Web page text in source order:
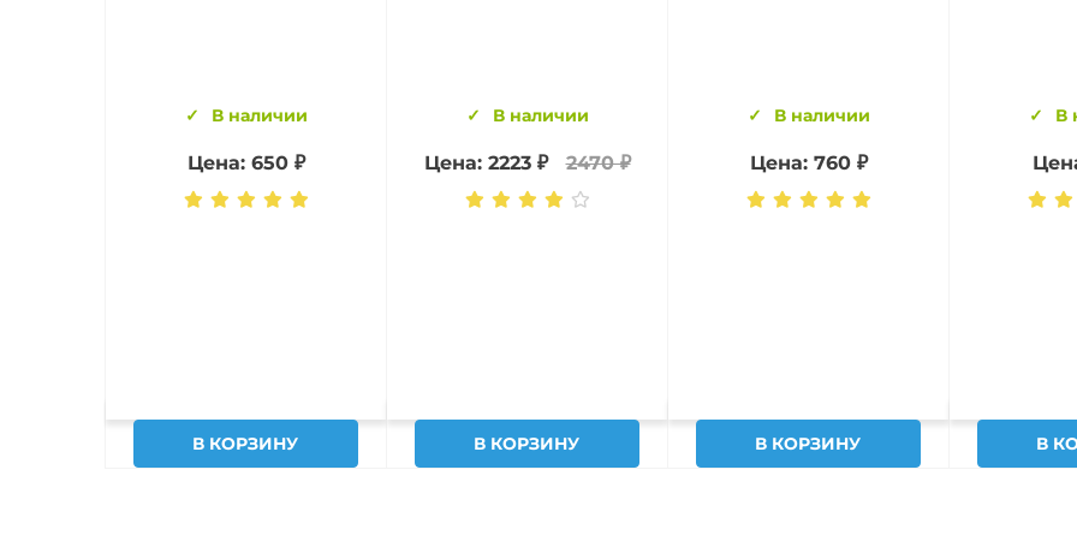
В наличии
Цена: 650 ₽
В КОРЗИНУ
В наличии
Цена: 2223 ₽ 2470 ₽
В КОРЗИНУ
В наличии
Цена: 760 ₽
В КОРЗИНУ
В
В